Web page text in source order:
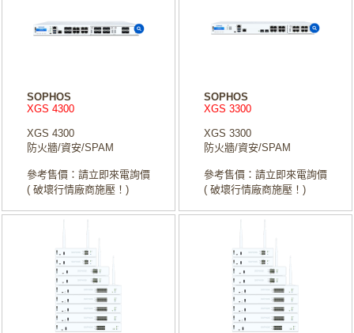
SOPHOS
XGS 4300
XGS 4300
防火牆/資安/SPAM
參考售價：請立即來電詢價
( 破壞行情廠商施壓！)
SOPHOS
XGS 3300
XGS 3300
防火牆/資安/SPAM
參考售價：請立即來電詢價
( 破壞行情廠商施壓！)